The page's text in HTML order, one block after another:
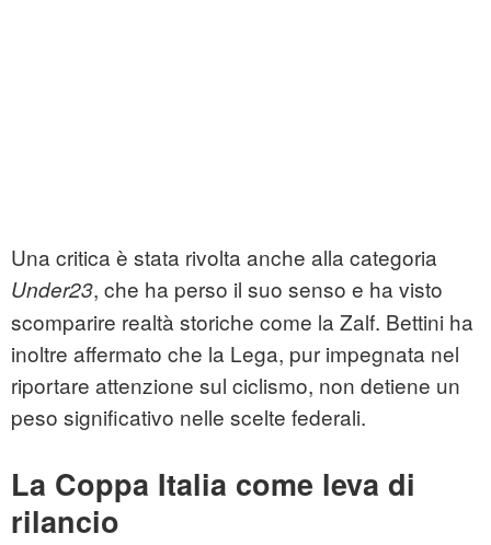
Una critica è stata rivolta anche alla categoria
Under23, che ha perso il suo senso e ha visto
scomparire realtà storiche come la Zalf. Bettini ha
inoltre affermato che la Lega, pur impegnata nel
riportare attenzione sul ciclismo, non detiene un
peso significativo nelle scelte federali.
La Coppa Italia come leva di
rilancio